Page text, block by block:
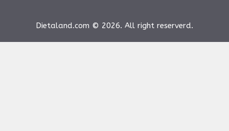
Dietaland.com © 2026. All right reserverd.